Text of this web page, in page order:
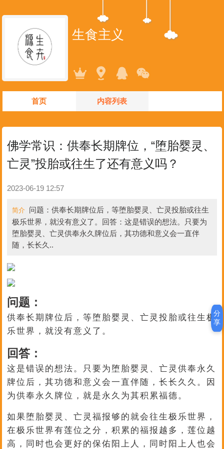
生食主义
首页 内容列表
佛学常识：供奉长期牌位，“堕胎婴灵、
亡灵”投胎或往生了还有意义吗？
2023-06-19 12:57
简介 问题：供奉长期牌位后，等堕胎婴灵、亡灵投胎或往生
极乐世界，就没有意义了。回答：这是错误的想法。只要为
堕胎婴灵、亡灵供奉永久牌位后，其功德和意义会一直伴
随，长长久..
问题：
供奉长期牌位后，等堕胎婴灵、亡灵投胎或往生极
乐世界，就没有意义了。
回答：
这是错误的想法。只要为堕胎婴灵、亡灵供奉永久
牌位后，其功德和意义会一直伴随，长长久久。因
为供奉永久牌位，就是永久为其积累福德。
如果堕胎婴灵、亡灵福报够的就会往生极乐世界，
在极乐世界有莲位之分，积累的福报越多，莲位越
高，同时也会更好的保佑阳上人，同时阳上人也会
分
享